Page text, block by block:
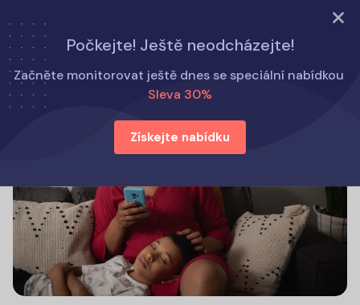
VYZKOUŠET NYNÍ
Počkejte! Ještě neodcházejte!
Začněte monitorovat ještě dnes se speciální nabídkou
Sleva 30%
Získejte nabídku